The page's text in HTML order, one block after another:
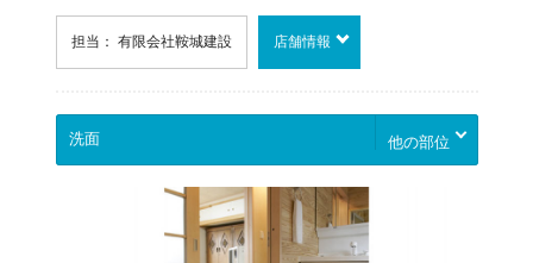
担当： 有限会社鞍城建設 店舗情報
他の部位